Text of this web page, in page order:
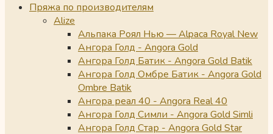
Пряжа по производителям
Alize
Альпака Роял Нью — Alpaca Royal New
Ангора Голд - Angora Gold
Ангора Голд Батик - Angora Gold Batik
Ангора Голд Омбре Батик - Angora Gold
Ombre Batik
Ангора реал 40 - Angora Real 40
Ангора Голд Симли - Angora Gold Simli
Ангора Голд Стар - Angora Gold Star